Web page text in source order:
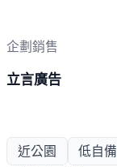
企劃銷售
立言廣告
近公園 低自備